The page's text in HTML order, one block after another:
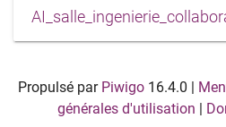
Propulsé par Piwigo16.4.0
générales d'utilisation